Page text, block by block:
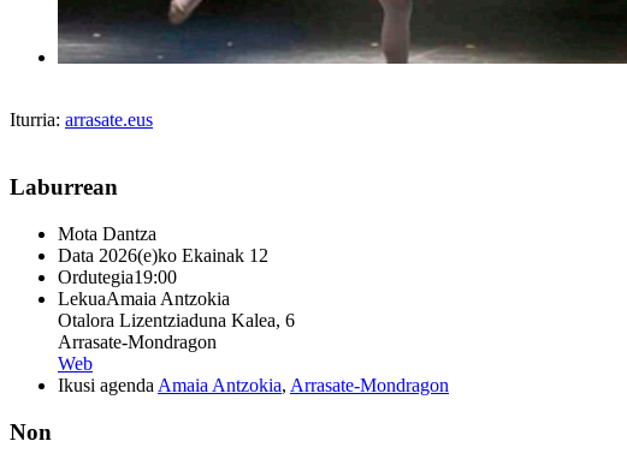
Iturria: arrasate.eus
Laburrean
Mota Dantza
Data 2026(e)ko Ekainak 12
Ordutegia19:00
LekuaAmaia Antzokia
Otalora Lizentziaduna Kalea, 6
Arrasate-Mondragon
Web
Ikusi agenda Amaia Antzokia, Arrasate-Mondragon
Non